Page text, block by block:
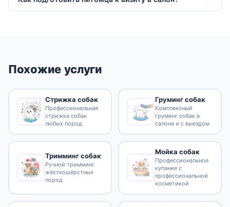
Похожие услуги
Стрижка собак
Профессиональная
стрижка собак
любых пород
Груминг собак
Комплексный
груминг собак в
салоне и с выездом
Тримминг собак
Ручной тримминг
жёсткошёрстных
пород
Мойка собак
Профессиональное
купание с
профессиональной
косметикой